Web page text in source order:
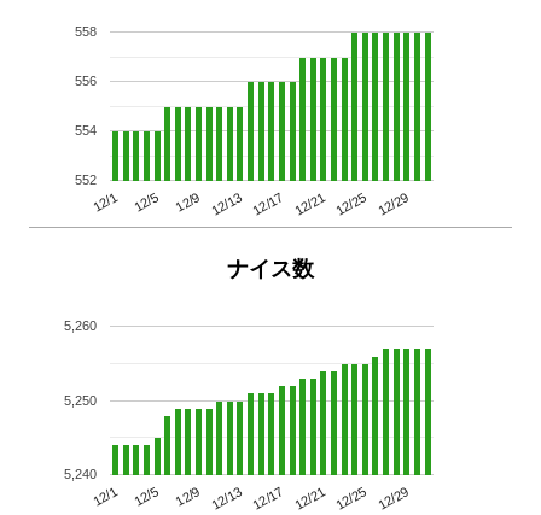
12/1 12/5 12/9 12/13 12/17 12/21 12/25 12/29
552
554
556
558
ナイス数
12/1 12/5 12/9 12/13 12/17 12/21 12/25 12/29
5,240
5,250
5,260